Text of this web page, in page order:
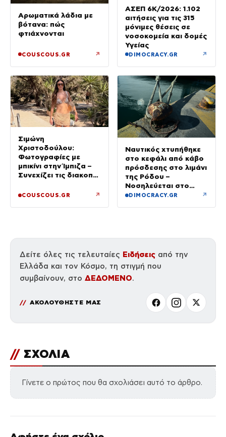
Αρωματικά λάδια με
βότανα: πώς
φτιάχνονται
COUSCOUS.GR ↗
ΑΣΕΠ 6Κ/2026: 1.102
αιτήσεις για τις 315
μόνιμες θέσεις σε
νοσοκομεία και δομές
Υγείας
DIMOCRACY.GR ↗
Σιμώνη
Χριστοδούλου:
Φωτογραφίες με
μπικίνι στην Ίμπιζα –
Συνεχίζει τις διακοπές
της, Αντρέα Γεωργίου
COUSCOUS.GR ↗
Ναυτικός χτυπήθηκε
στο κεφάλι από κάβο
πρόσδεσης στο λιμάνι
της Ρόδου –
Νοσηλεύεται στο
νοσοκομείο
DIMOCRACY.GR ↗
Δείτε όλες τις τελευταίες Ειδήσεις από την
Ελλάδα και τον Κόσμο, τη στιγμή που
συμβαίνουν, στο ΔΕΔΟΜΕΝΟ.
ΑΚΟΛΟΥΘΗΣΤΕ ΜΑΣ
// ΣΧΟΛΙΑ
Γίνετε ο πρώτος που θα σχολιάσει αυτό το άρθρο.